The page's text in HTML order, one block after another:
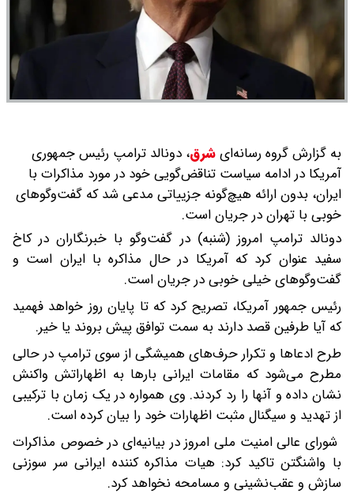
به گزارش گروه رسانه‌ایشرق، دونالد ترامپ رئیس جمهوری
آمریکا در ادامه سیاست تناقض‌گویی خود در مورد مذاکرات با
ایران، بدون ارائه هیچ‌گونه جزییاتی مدعی شد که گفت‌وگوهای
خوبی با تهران در جریان است.
دونالد ترامپ امروز (شنبه) در گفت‌وگو با خبرنگاران در کاخ
سفید عنوان کرد که آمریکا در حال مذاکره با ایران است و
گفت‌وگوهای خیلی خوبی در جریان است.
رئیس جمهور آمریکا، تصریح کرد که تا پایان روز خواهد فهمید
که آیا طرفین قصد دارند به سمت توافق پیش بروند یا خیر.
طرح ادعاها و تکرار حرف‌های همیشگی از سوی ترامپ در حالی
مطرح می‌شود که مقامات ایرانی بارها به اظهاراتش واکنش
نشان داده و آنها را رد کردند. وی همواره در یک زمان با ترکیبی
از تهدید و سیگنال مثبت اظهارات خود را بیان کرده است.
شورای عالی امنیت ملی امروز در بیانیه‌ای در خصوص مذاکرات
با واشنگتن تاکید کرد: هیات مذاکره کننده ایرانی سر سوزنی
سازش و عقب‌نشینی و مسامحه نخواهد کرد.